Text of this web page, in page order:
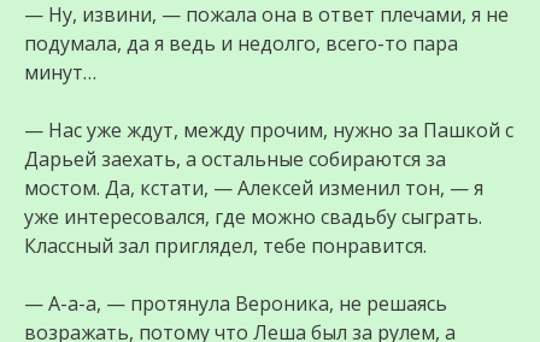
— Ну, извини, — пожала она в ответ плечами, я не
подумала, да я ведь и недолго, всего-то пара
минут…
— Нас уже ждут, между прочим, нужно за Пашкой с
Дарьей заехать, а остальные собираются за
мостом. Да, кстати, — Алексей изменил тон, — я
уже интересовался, где можно свадьбу сыграть.
Классный зал приглядел, тебе понравится.
— А-а-а, — протянула Вероника, не решаясь
возражать, потому что Леша был за рулем, а